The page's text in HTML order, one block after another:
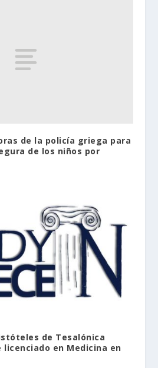
de la policía griega para
de los niños por
de Tesalónica
en Medicina en